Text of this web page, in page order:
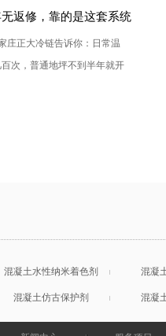
返修，靠的是这套系统
庄正大冷链告诉你：日常温
次，普通地坪不到半年就开
混凝土水性纳米着色剂 混凝
混凝土仿古保护剂 混凝